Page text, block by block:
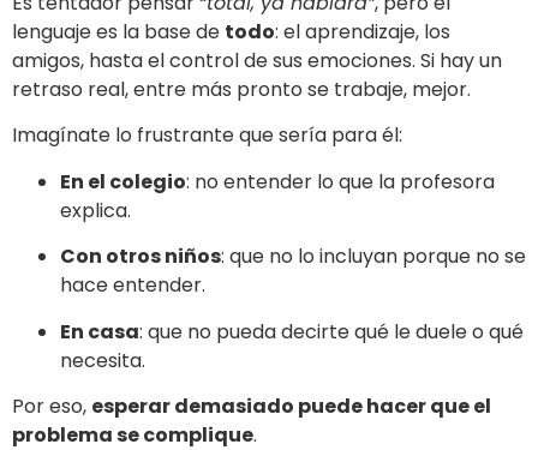
lenguaje es la base de todo: el aprendizaje, los
amigos, hasta el control de sus emociones. Si hay un
retraso real, entre más pronto se trabaje, mejor.
Imagínate lo frustrante que sería para él:
En el colegio: no entender lo que la profesora
explica.
Con otros niños: que no lo incluyan porque no se
hace entender.
En casa: que no pueda decirte qué le duele o qué
necesita.
Por eso, esperar demasiado puede hacer que el
problema se complique.